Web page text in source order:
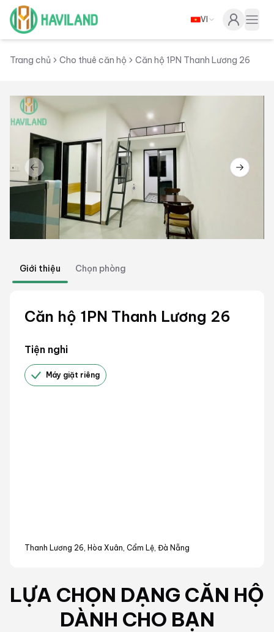
Haviland
VI
Trang chủ Cho thuê căn hộ Căn hộ 1PN Thanh Lương 26
Previous slide Next
Giới thiệu Chọn phòng
Căn hộ 1PN Thanh Lương 26
Tiện nghi
Máy giặt riêng
Thanh Lương 26, Hòa Xuân, Cẩm Lệ, Đà Nẵng
LỰA CHỌN DẠNG CĂN HỘ
DÀNH CHO BẠN